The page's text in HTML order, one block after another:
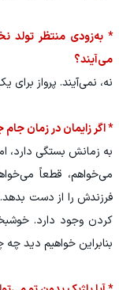
* به‌زودی منتظر تولد
می‌آیند؟
نه، نمی‌آیند. پرواز
* اگر زایمان در زمان
به زمانش بستگی دارد،
می‌خواهم، قطعاً
فرزندش را از دست
کردن وجود دارد.
بنابراین خواهیم دید